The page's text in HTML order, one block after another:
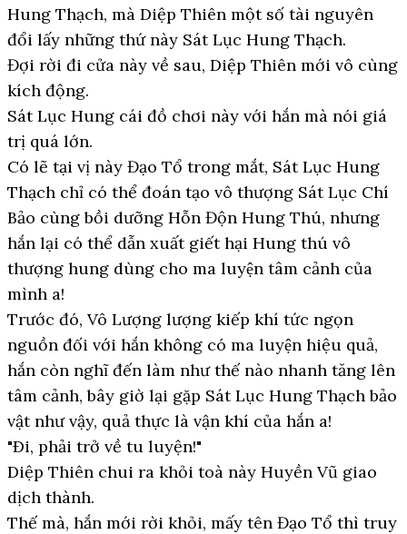
Hung Thạch, mà Diệp Thiên một số tài nguyên
đổi lấy những thứ này Sát Lục Hung Thạch.
Đợi rời đi cửa này về sau, Diệp Thiên mới vô cùng
kích động.
Sát Lục Hung cái đồ chơi này với hắn mà nói giá
trị quá lớn.
Có lẽ tại vị này Đạo Tổ trong mắt, Sát Lục Hung
Thạch chỉ có thể đoán tạo vô thượng Sát Lục Chí
Bảo cùng bồi dưỡng Hỗn Độn Hung Thú, nhưng
hắn lại có thể dẫn xuất giết hại Hung thú vô
thượng hung dùng cho ma luyện tâm cảnh của
mình a!
Trước đó, Vô Lượng lượng kiếp khí tức ngọn
nguồn đối với hắn không có ma luyện hiệu quả,
hắn còn nghĩ đến làm như thế nào nhanh tăng lên
tâm cảnh, bây giờ lại gặp Sát Lục Hung Thạch bảo
vật như vậy, quả thực là vận khí của hắn a!
"Ði, phải trở về tu luyện!"
Diệp Thiên chui ra khỏi toà này Huyền Vũ giao
dịch thành.
Thế mà, hắn mới rời khỏi, mấy tên Đạo Tổ thì truy